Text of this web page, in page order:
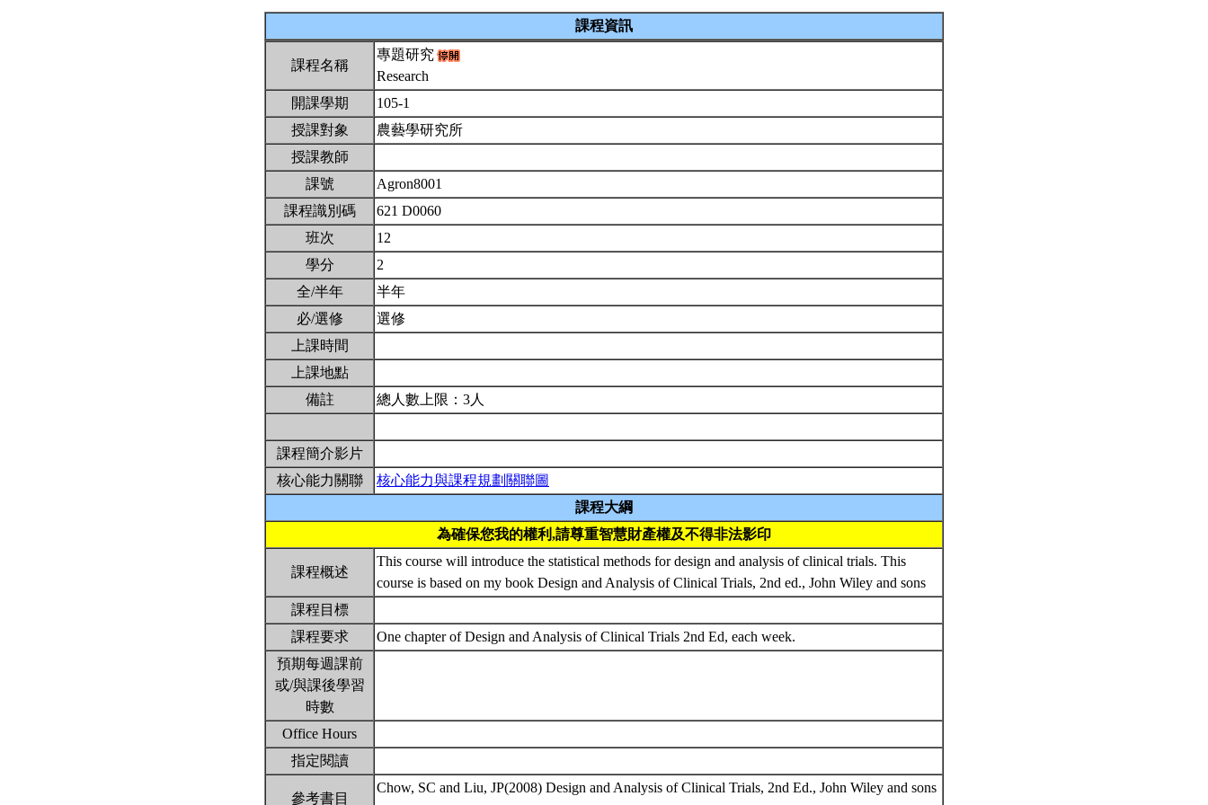
課程資訊
課程名稱
專題研究
Research
開課學期
105-1
授課對象
農藝學研究所
授課教師
課號
Agron8001
課程識別碼
621 D0060
班次
12
學分
2
全/半年
半年
必/選修
選修
上課時間
上課地點
備註
總人數上限：3人
課程簡介影片
核心能力關聯
核心能力與課程規劃關聯圖
課程大綱
為確保您我的權利,請尊重智慧財產權及不得非法影印
課程概述
This course will introduce the statistical methods for design and analysis of clinical trials. This
course is based on my book Design and Analysis of Clinical Trials, 2nd ed., John Wiley and sons
課程目標
課程要求
One chapter of Design and Analysis of Clinical Trials 2nd Ed, each week.
預期每週課前
或/與課後學習
時數
Office Hours
指定閱讀
參考書目
Chow, SC and Liu, JP(2008) Design and Analysis of Clinical Trials, 2nd Ed., John Wiley and sons